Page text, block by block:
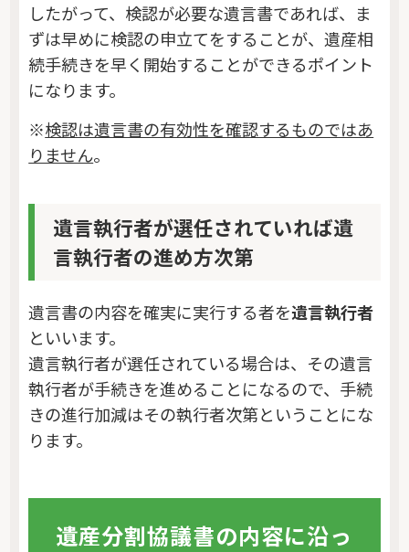
したがって、検認が必要な遺言書であれば、ま
ずは早めに検認の申立てをすることが、遺産相
続手続きを早く開始することができるポイント
になります。
※検認は遺言書の有効性を確認するものではあ
りません。
遺言執行者が選任されていれば遺
言執行者の進め方次第
遺言書の内容を確実に実行する者を遺言執行者
といいます。
遺言執行者が選任されている場合は、その遺言
執行者が手続きを進めることになるので、手続
きの進行加減はその執行者次第ということにな
ります。
遺産分割協議書の内容に沿っ